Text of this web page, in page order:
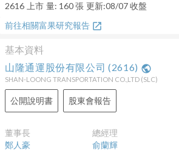
2616 上市 量: 160張 更新:08/07 收盤
前往相關富果研究報告 open_in_new
基本資料
山隆通運股份有限公司 (2616) public
SHAN-LOONG TRANSPORTATION CO.,LTD (SLC)
公開說明書 股東會報告
董事長
鄭人豪
總經理
俞蘭輝